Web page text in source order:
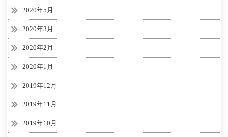
2020年5月
2020年3月
2020年2月
2020年1月
2019年12月
2019年11月
2019年10月